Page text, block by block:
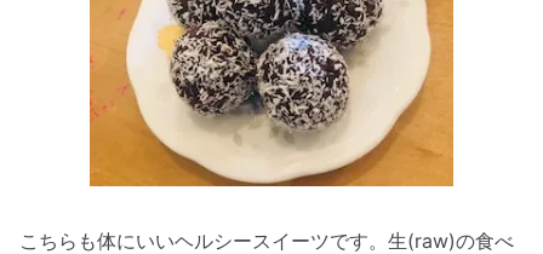
こちらも体にいいヘルシースイーツです。生(raw)の食べ